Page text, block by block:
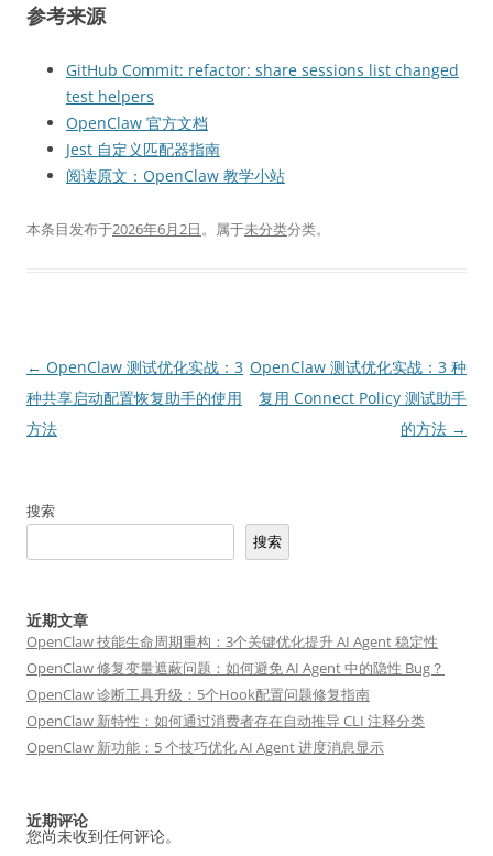
参考来源
GitHub Commit: refactor: share sessions list changed
test helpers
OpenClaw 官方文档
Jest 自定义匹配器指南
阅读原文：OpenClaw 教学小站
本条目发布于2026年6月2日。属于未分类分类。
文
章
导
← OpenClaw 测试优化实战：3
种共享启动配置恢复助手的使用
方法
OpenClaw 测试优化实战：3 种
复用 Connect Policy 测试助手
的方法 →
搜索
搜索
近期文章
OpenClaw 技能生命周期重构：3个关键优化提升 AI Agent 稳定性
OpenClaw 修复变量遮蔽问题：如何避免 AI Agent 中的隐性 Bug？
OpenClaw 诊断工具升级：5个Hook配置问题修复指南
OpenClaw 新特性：如何通过消费者存在自动推导 CLI 注释分类
OpenClaw 新功能：5 个技巧优化 AI Agent 进度消息显示
近期评论
您尚未收到任何评论。